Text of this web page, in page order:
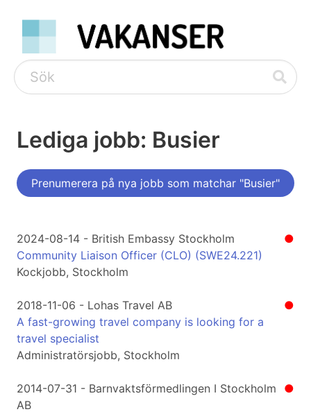
Lediga jobb: Busier
Prenumerera på nya jobb som matchar "Busier"
●
2024-08-14 - British Embassy Stockholm
Community Liaison Officer (CLO) (SWE24.221)
Kockjobb, Stockholm
●
2018-11-06 - Lohas Travel AB
A fast-growing travel company is looking for a
travel specialist
Administratörsjobb, Stockholm
●
2014-07-31 - Barnvaktsförmedlingen I Stockholm
AB